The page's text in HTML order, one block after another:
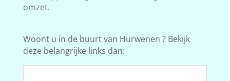
omzet.
Woont u in de buurt van Hurwenen ? Bekijk
deze belangrijke links dan: